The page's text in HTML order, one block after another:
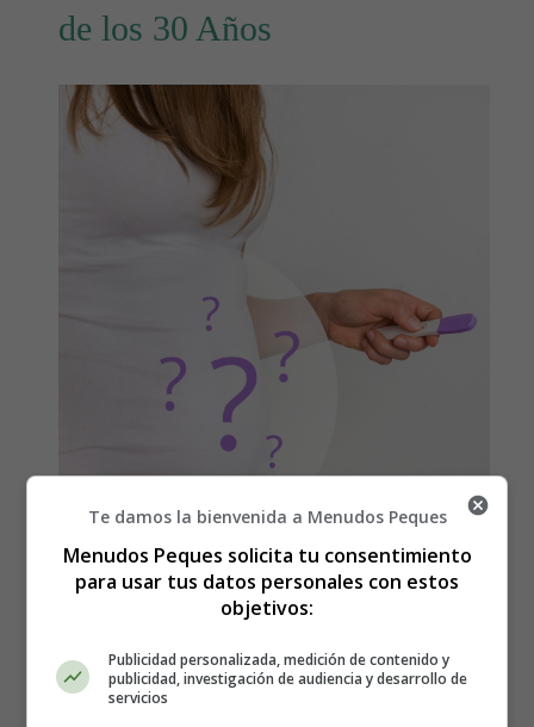
de los 30 Años
Detalles
Escrito por:Estefanía Morera
La Infertilidad - Reproducción
Última actualización: 10 May 2021
Te damos la bienvenida a Menudos Peques
Menudos Peques solicita tu consentimiento
para usar tus datos personales con estos
objetivos:
Publicidad personalizada, medición de contenido y
publicidad, investigación de audiencia y desarrollo de
servicios